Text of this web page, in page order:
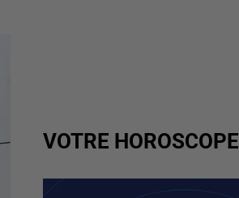
VOTRE HOROSCOPE